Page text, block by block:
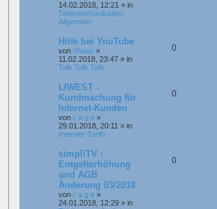
14.02.2018, 12:21 » in
Telekommunikation
Allgemein
Hilfe bei YouTube
von Wowo »
11.02.2018, 23:47 » in
Talk Talk Talk
0
LIWEST -
Kundmachung für
Internet-Kunden
von r a g e »
29.01.2018, 20:11 » in
Internet-Tarife
0
simpliTV :
Entgelterhöhung
und AGB
Änderung 03/2018
von r a g e »
24.01.2018, 12:29 » in
0